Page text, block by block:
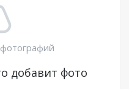
добавит фото